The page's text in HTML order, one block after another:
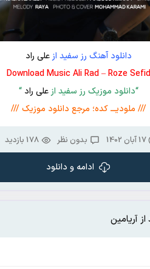
دانلود آهنگ رز سفید ازعلی راد
Download Music Ali Rad – Roze Sefid
“دانلود موزیک رز سفید ازعلی راد “
/// ملودیـــ کده؛ مرجع دانلود موزیک ///
17 آبان 1402 بدون نظر 178 بازدید
ادامه و دانلود
آریامین